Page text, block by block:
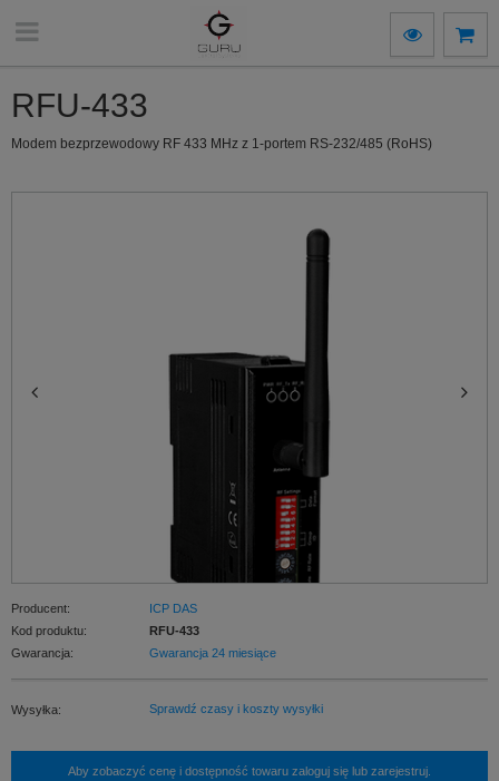
RFU-433
Modem bezprzewodowy RF 433 MHz z 1-portem RS-232/485 (RoHS)
Producent:
ICP DAS
Kod produktu:
RFU-433
Gwarancja:
Gwarancja 24 miesiące
Wysyłka: Sprawdź czasy i koszty wysyłki
Aby zobaczyć cenę i dostępność towaru zaloguj się lub zarejestruj.